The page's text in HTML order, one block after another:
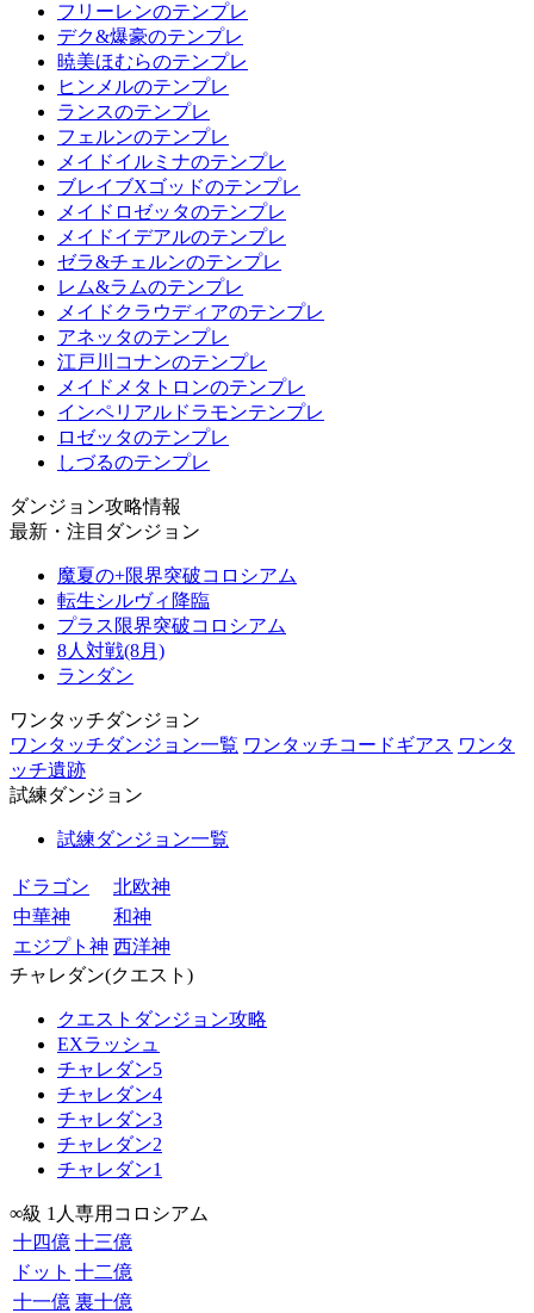
フリーレンのテンプレ
デク&爆豪のテンプレ
暁美ほむらのテンプレ
ヒンメルのテンプレ
ランスのテンプレ
フェルンのテンプレ
メイドイルミナのテンプレ
ブレイブXゴッドのテンプレ
メイドロゼッタのテンプレ
メイドイデアルのテンプレ
ゼラ&チェルンのテンプレ
レム&ラムのテンプレ
メイドクラウディアのテンプレ
アネッタのテンプレ
江戸川コナンのテンプレ
メイドメタトロンのテンプレ
インペリアルドラモンテンプレ
ロゼッタのテンプレ
しづるのテンプレ
ダンジョン攻略情報
最新・注目ダンジョン
魔夏の+限界突破コロシアム
転生シルヴィ降臨
プラス限界突破コロシアム
8人対戦(8月)
ランダン
ワンタッチダンジョン
ワンタッチダンジョン一覧 ワンタッチコードギアス ワンタ
ッチ遺跡
試練ダンジョン
試練ダンジョン一覧
ドラゴン
北欧神
中華神
和神
エジプト神 西洋神
チャレダン(クエスト)
クエストダンジョン攻略
EXラッシュ
チャレダン5
チャレダン4
チャレダン3
チャレダン2
チャレダン1
∞級 1人専用コロシアム
十四億 十三億
ドット 十二億
十一億 裏十億